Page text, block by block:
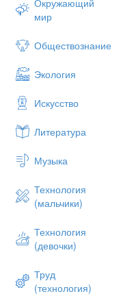
Окружающий
мир
Обществознание
Экология
Искусство
Литература
Музыка
Технология
(мальчики)
Технология
(девочки)
Труд
(технология)